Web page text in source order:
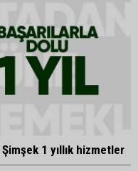
Şimşek 1 yıllık hizmetler